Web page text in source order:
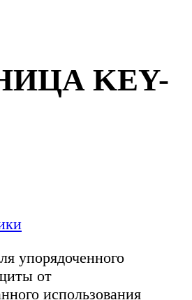
KEY-
упорядоченного
от
использования